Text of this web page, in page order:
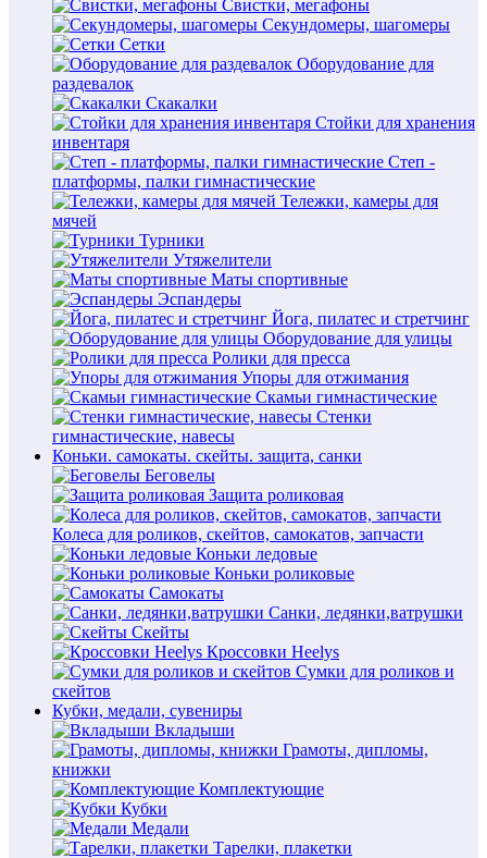
Свистки, мегафоны
Секундомеры, шагомеры
Сетки
Оборудование для
раздевалок
Скакалки
Стойки для хранения
инвентаря
Степ -
платформы, палки гимнастические
Тележки, камеры для
мячей
Турники
Утяжелители
Маты спортивные
Эспандеры
Йога, пилатес и стретчинг
Оборудование для улицы
Ролики для пресса
Упоры для отжимания
Скамьи гимнастические
Стенки
гимнастические, навесы
Коньки. самокаты. скейты. защита, санки
Беговелы
Защита роликовая
Колеса для роликов, скейтов, самокатов, запчасти
Коньки ледовые
Коньки роликовые
Самокаты
Санки, ледянки,ватрушки
Скейты
Кроссовки Heelys
Сумки для роликов и
скейтов
Кубки, медали, сувениры
Вкладыши
Грамоты, дипломы,
книжки
Комплектующие
Кубки
Медали
Тарелки, плакетки